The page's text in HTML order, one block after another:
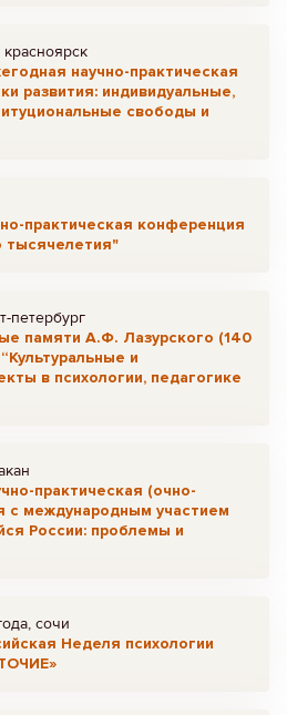
научно-практическая
развития: индивидуальные,
свободы и
практическая конференция
тысячелетия"
петербург
памяти А.Ф. Лазурского (140
и
в психологии, педагогике
практическая (очно-
с международным участием
России: проблемы и
сочи
Неделя психологии